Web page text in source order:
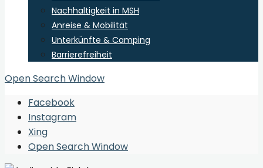
Nachhaltigkeit in MSH
Anreise & Mobilität
Unterkünfte & Camping
Barrierefreiheit
Open Search Window
Facebook
Instagram
Xing
Open Search Window